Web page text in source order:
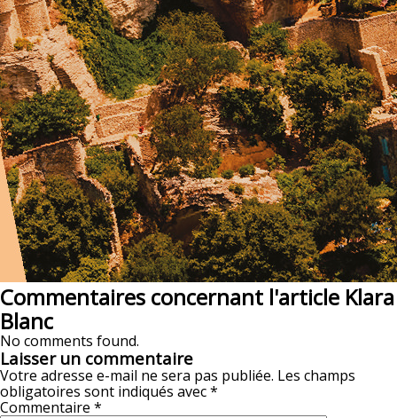
Commentaires concernant l'article Klara
Blanc
No comments found.
Laisser un commentaire
Votre adresse e-mail ne sera pas publiée. Les champs
obligatoires sont indiqués avec*
Commentaire *